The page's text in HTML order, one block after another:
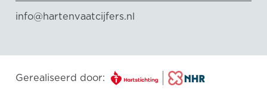
info@hartenvaatcijfers.nl
Gerealiseerd door: